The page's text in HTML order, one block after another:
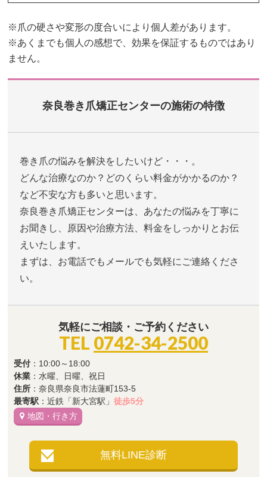
※爪の硬さや変形の度合いにより個人差があります。
※あくまでも個人の感想で、効果を保証するものではあり
ません。
奈良巻き爪矯正センターの施術の特徴
巻き爪の悩みを解決をしたいけど・・・。
どんな治療なのか？どのくらい料金がかかるのか？
など不安な方も多いと思います。
奈良巻き爪矯正センターは、あなたの悩みを丁寧に
お聞きし、原因や治療方法、料金をしっかりとお伝
えいたします。
まずは、お電話でもメールでも気軽にご連絡くださ
い。
気軽にご相談・ご予約ください
TEL 0742-34-2500
受付 ：10:00～18:00
休業 ：水曜、日曜、祝日
住所 ：奈良県奈良市法蓮町153-5
最寄駅 ：近鉄「新大宮駅」徒歩5分
地図・行き方
無料LINE診断